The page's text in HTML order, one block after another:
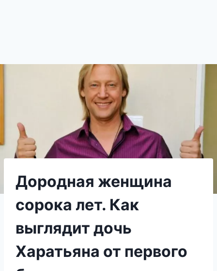
Дородная женщина
сорока лет. Как
выглядит дочь
Харатьяна от первого